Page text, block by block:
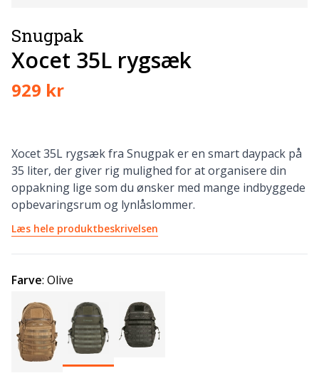
Snugpak
Xocet 35L rygsæk
929 kr
Xocet 35L rygsæk fra Snugpak er en smart daypack på
35 liter, der giver rig mulighed for at organisere din
oppakning lige som du ønsker med mange indbyggede
opbevaringsrum og lynlåslommer.
Læs hele produktbeskrivelsen
Farve: Olive